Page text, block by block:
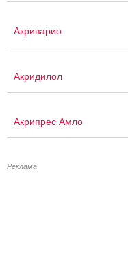
Акриварио
Акридилол
Акрипрес Амло
Реклама